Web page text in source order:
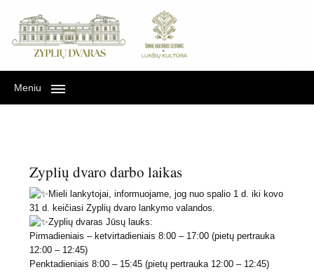
Meniu
Zyplių dvaro darbo laikas
Mieli lankytojai, informuojame, jog nuo spalio 1 d. iki kovo
31 d. keičiasi Zyplių dvaro lankymo valandos.
Zyplių dvaras Jūsų lauks:
Pirmadieniais – ketvirtadieniais 8:00 – 17:00 (pietų pertrauka
12:00 – 12:45)
Penktadieniais 8:00 – 15:45 (pietų pertrauka 12:00 – 12:45)